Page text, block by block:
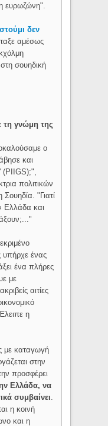
ευρωζώνη".
δεν
αμέσως
σουηδική
τη γνώμη της
ο
και
(PIIGS);",
πολιτικών
"Γιατί
Ελλάδα και
υπήρχε ένας
ένα πλήρες
με
αιτίες
η
με καταγωγή
στην
προσφέρει
Ελλάδα, να
συμβαίνει
η κοινή
και η